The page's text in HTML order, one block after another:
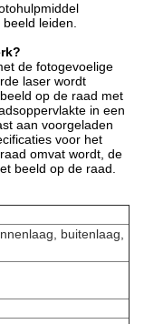
leiden.
de fotogevoelige
laser wordt
op de raad met
in een
aan voorgeladen
voor het
omvat wordt, de
beeld op de raad.
buitenlaag,